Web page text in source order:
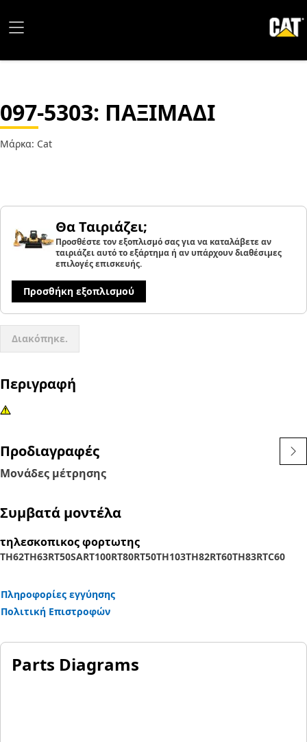
097-5303: ΠΑΞΙΜΑΔΙ
Μάρκα: Cat
Θα Ταιριάζει;
Προσθέστε τον εξοπλισμό σας για να καταλάβετε αν
ταιριάζει αυτό το εξάρτημα ή αν υπάρχουν διαθέσιμες
επιλογές επισκευής.
Προσθήκη εξοπλισμού
Διακόπηκε.
Περιγραφή
Προδιαγραφές
Μονάδες μέτρησης
Συμβατά μοντέλα
τηλεσκοπικος φορτωτης
TH62TH63RT50SART100RT80RT50TH103TH82RT60TH83RTC60
Πληροφορίες εγγύησης
Πολιτική Επιστροφών
Parts Diagrams